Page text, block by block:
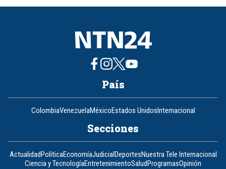
8
País
ColombiaVenezuelaMéxicoEstados UnidosInternacional
Secciones
ActualidadPolíticaEconomíaJudicialDeportesNuestra Tele Internacional
Ciencia y TecnologíaEntretenimientoSaludProgramasOpinión